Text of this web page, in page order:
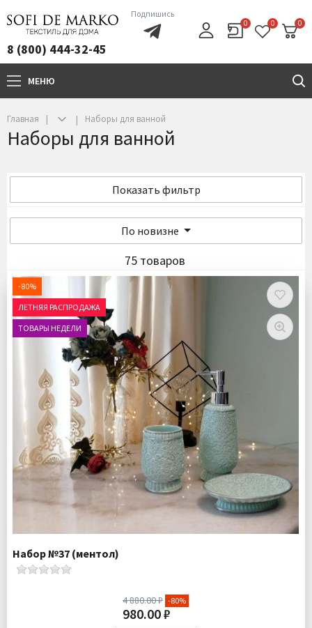
8 (800) 444-32-45
Подпишись
0 0 0
МЕНЮ
Главная Наборы для ванной
Наборы для ванной
Показать фильтр
По новизне
75 товаров
-80%
ЛЕТНЯЯ РАСПРОДАЖА
ТОВАРЫ НЕДЕЛИ
Набор №37 (ментол)
4 880.00 ₽ -80%
980.00 ₽